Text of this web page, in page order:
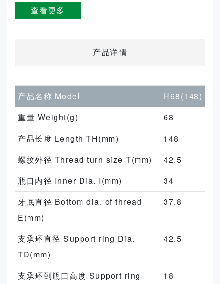
查看更多
产品详情
产品名称 Model
H68(148)
重量 Weight(g)
68
产品长度 Length TH(mm)
148
螺纹外径 Thread turn size T(mm)
42.5
瓶口内径 Inner Dia. I(mm)
34
牙底直径 Bottom dia. of thread
E(mm)
37.8
支承环直径 Support ring Dia.
TD(mm)
42.5
支承环到瓶口高度 Support ring
18